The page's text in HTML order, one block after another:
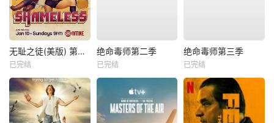
无耻之徒(美版) 第六季
已完结
绝命毒师第二季
已完结
绝命毒师第三季
已完结